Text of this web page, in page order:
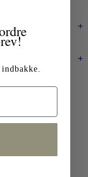
+
+